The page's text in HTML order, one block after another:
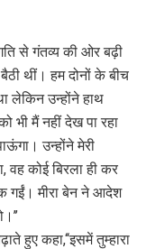
से गंतव्य की ओर बढ़ी
थीं। हम दोनों के बीच
लेकिन उन्होंने हाथ
भी मैं नहीं देख पा रहा
उन्होंने मेरी
वह कोई बिरला ही कर
गईं। मीरा बेन ने आदेश
हुए कहा,‘‘इसमें तुम्हारा